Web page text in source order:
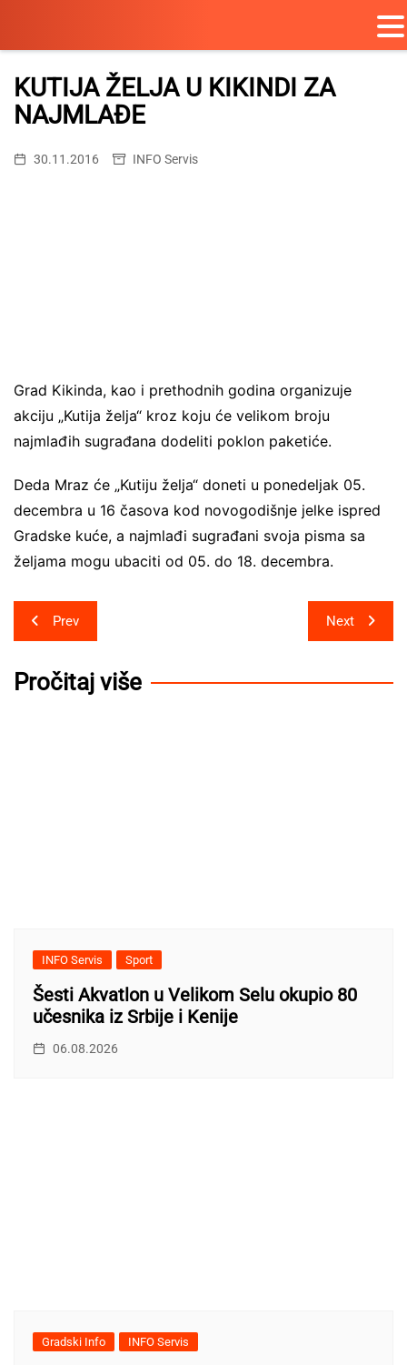
Skip
content
KUTIJA ŽELJA U KIKINDI ZA
NAJMLAĐE
30.11.2016 INFO Servis
Grad Kikinda, kao i prethodnih godina organizuje
akciju „Kutija želja“ kroz koju će velikom broju
najmlađih sugrađana dodeliti poklon paketiće.
Deda Mraz će „Kutiju želja“ doneti u ponedeljak 05.
decembra u 16 časova kod novogodišnje jelke ispred
Gradske kuće, a najmlađi sugrađani svoja pisma sa
željama mogu ubaciti od 05. do 18. decembra.
Post
navigation
Prev Next
Pročitaj više
INFO Servis Sport
Šesti Akvatlon u Velikom Selu okupio 80
učesnika iz Srbije i Kenije
06.08.2026
Gradski Info INFO Servis